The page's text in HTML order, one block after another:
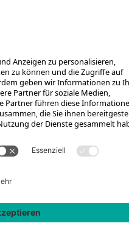
zzgl. Versandkosten und
AG © 2025